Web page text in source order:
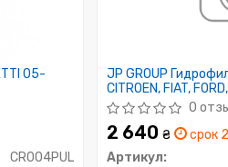
05-
CR004PUL
JP GROUP
CITROEN, FIAT,
0
2 640₴
срок
Артикул: